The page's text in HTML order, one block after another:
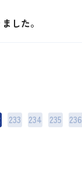
した。
233 234 235 236
次 最後